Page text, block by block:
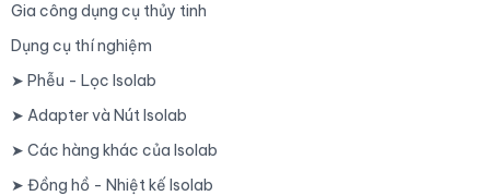
Gia công dụng cụ thủy tinh
Dụng cụ thí nghiệm
➤ Phễu - Lọc Isolab
➤ Adapter và Nút Isolab
➤ Các hàng khác của Isolab
➤ Đồng hồ - Nhiệt kế Isolab